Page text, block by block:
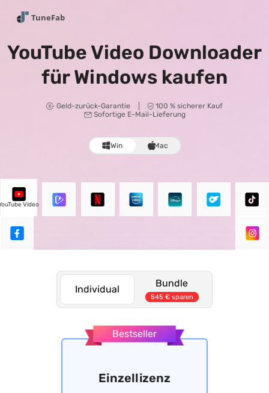
YouTube Video Downloader
für Windows kaufen
Geld-zurück-Garantie
100 % sicherer Kauf
Sofortige E-Mail-Lieferung
Win Mac
Video
Individual
Bundle
545 € sparen
Bestseller
Einzellizenz